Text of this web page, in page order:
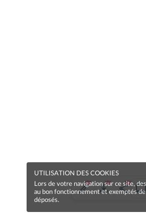
UTILISATION DES COOKIES
Lors de votre navigation sur ce site,
au bon fonctionnement et exemptés
déposés.